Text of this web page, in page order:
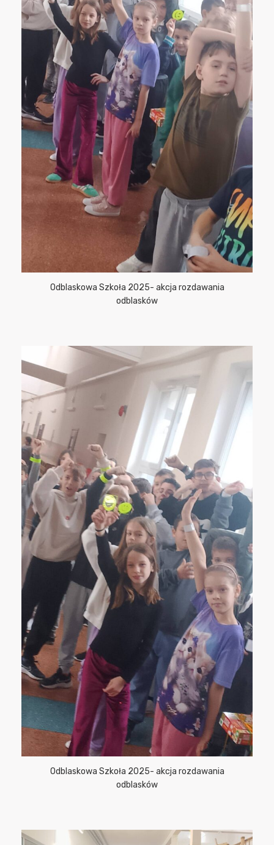
Odblaskowa Szkoła 2025- akcja rozdawania
odblasków
Odblaskowa Szkoła 2025- akcja rozdawania
odblasków